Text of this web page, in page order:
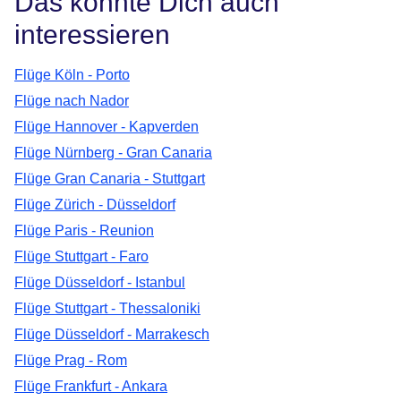
interessieren
Flüge Köln - Porto
Flüge nach Nador
Flüge Hannover - Kapverden
Flüge Nürnberg - Gran Canaria
Flüge Gran Canaria - Stuttgart
Flüge Zürich - Düsseldorf
Flüge Paris - Reunion
Flüge Stuttgart - Faro
Flüge Düsseldorf - Istanbul
Flüge Stuttgart - Thessaloniki
Flüge Düsseldorf - Marrakesch
Flüge Prag - Rom
Flüge Frankfurt - Ankara